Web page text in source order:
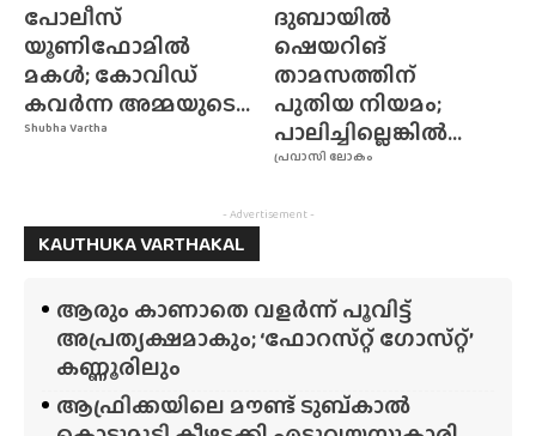
Shubha Vartha
പോലീസ്
യൂണിഫോമിൽ
മകൾ; കോവിഡ്
കവർന്ന അമ്മയുടെ...
പ്രവാസി ലോകം
ദുബായിൽ
ഷെയറിങ്
താമസത്തിന്
പുതിയ നിയമം;
പാലിച്ചില്ലെങ്കിൽ...
- Advertisement -
KAUTHUKA VARTHAKAL
ആരും കാണാതെ വളർന്ന് പൂവിട്ട്
അപ്രത്യക്ഷമാകും; ‘ഫോറസ്‌റ്റ്‌ ഗോസ്‌റ്റ്’
കണ്ണൂരിലും
ആഫ്രിക്കയിലെ മൗണ്ട് ടുബ്‌കാൽ